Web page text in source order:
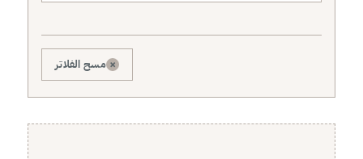
× مسح الفلاتر